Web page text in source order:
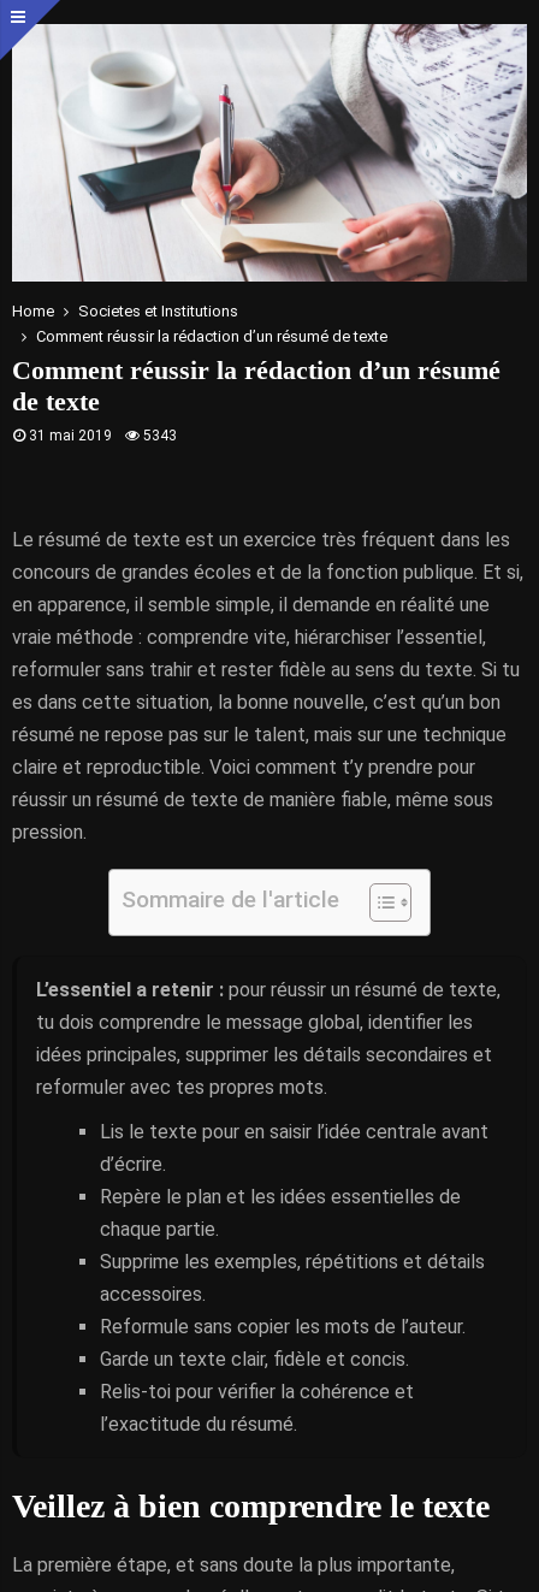
Home
Societes et Institutions
Comment réussir la rédaction d’un résumé de texte
Comment réussir la rédaction d’un résumé
de texte
31 mai 2019 5343
Le résumé de texte est un exercice très fréquent dans les
concours de grandes écoles et de la fonction publique. Et si,
en apparence, il semble simple, il demande en réalité une
vraie méthode : comprendre vite, hiérarchiser l’essentiel,
reformuler sans trahir et rester fidèle au sens du texte. Si tu
es dans cette situation, la bonne nouvelle, c’est qu’un bon
résumé ne repose pas sur le talent, mais sur une technique
claire et reproductible. Voici comment t’y prendre pour
réussir un résumé de texte de manière fiable, même sous
pression.
Sommaire de l'article
L’essentiel a retenir : pour réussir un résumé de texte,
tu dois comprendre le message global, identifier les
idées principales, supprimer les détails secondaires et
reformuler avec tes propres mots.
Lis le texte pour en saisir l’idée centrale avant
d’écrire.
Repère le plan et les idées essentielles de
chaque partie.
Supprime les exemples, répétitions et détails
accessoires.
Reformule sans copier les mots de l’auteur.
Garde un texte clair, fidèle et concis.
Relis-toi pour vérifier la cohérence et
l’exactitude du résumé.
Veillez à bien comprendre le texte
La première étape, et sans doute la plus importante,